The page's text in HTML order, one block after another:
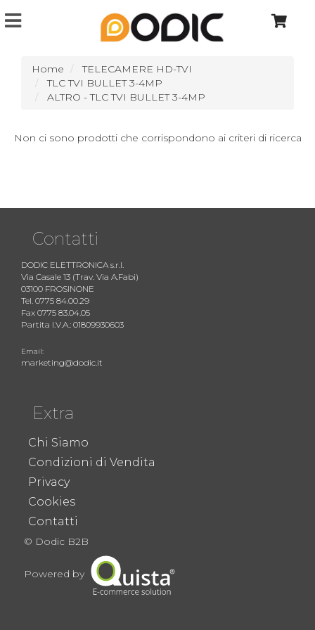
Home
TELECAMERE HD-TVI
TLC TVI BULLET 3-4MP
ALTRO - TLC TVI BULLET 3-4MP
Non ci sono prodotti che corrispondono ai criteri di ricerca
Contatti
DODIC ELETTRONICA s.r.l.
Via Casale 13 (Trav. Via A.Fabi)
03100 FROSINONE
Tel. 0775 84.00.29
Fax 0775 83.04.05
Partita I.V.A.: 01809930603
Email:
marketing@dodic.it
Extra
Chi Siamo
Condizioni di Vendita
Privacy
Cookies
Contatti
© Dodic B2B
Powered by